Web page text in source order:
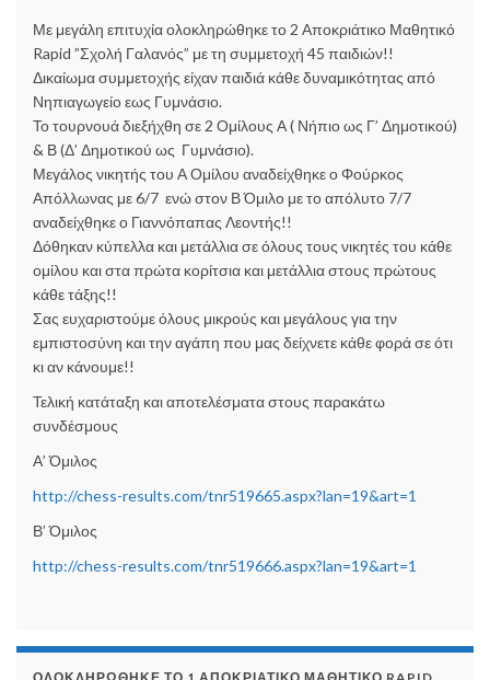
Με μεγάλη επιτυχία ολοκληρώθηκε το 2 Αποκριάτικο Μαθητικό
Rapid ”Σχολή Γαλανός” με τη συμμετοχή 45 παιδιών!!
Δικαίωμα συμμετοχής είχαν παιδιά κάθε δυναμικότητας από
Νηπιαγωγείο εως Γυμνάσιο.
Το τουρνουά διεξήχθη σε 2 Ομίλους Α ( Νήπιο ως Γ’ Δημοτικού)
& Β (Δ’ Δημοτικού ως Γυμνάσιο).
Μεγάλος νικητής του Α Ομίλου αναδείχθηκε ο Φούρκος
Απόλλωνας με 6/7 ενώ στον Β Όμιλο με το απόλυτο 7/7
αναδείχθηκε ο Γιαννόπαπας Λεοντής!!
Δόθηκαν κύπελλα και μετάλλια σε όλους τους νικητές του κάθε
ομίλου και στα πρώτα κορίτσια και μετάλλια στους πρώτους
κάθε τάξης!!
Σας ευχαριστούμε όλους μικρούς και μεγάλους για την
εμπιστοσύνη και την αγάπη που μας δείχνετε κάθε φορά σε ότι
κι αν κάνουμε!!
Τελική κατάταξη και αποτελέσματα στους παρακάτω
συνδέσμους
Α’ Όμιλος
http://chess-results.com/tnr519665.aspx?lan=19&art=1
Β’ Όμιλος
http://chess-results.com/tnr519666.aspx?lan=19&art=1